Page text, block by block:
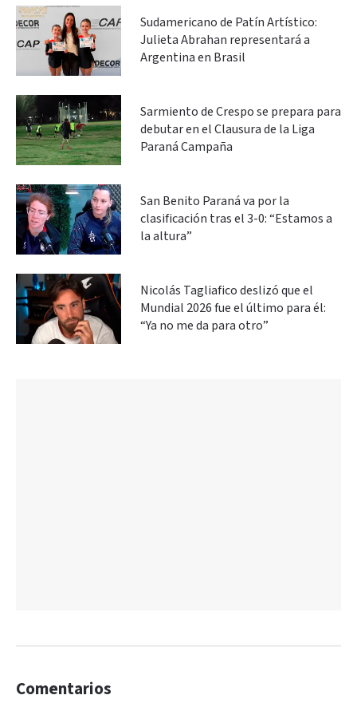
Sudamericano de Patín Artístico:
Julieta Abrahan representará a
Argentina en Brasil
Sarmiento de Crespo se prepara para
debutar en el Clausura de la Liga
Paraná Campaña
San Benito Paraná va por la
clasificación tras el 3-0: “Estamos a
la altura”
Nicolás Tagliafico deslizó que el
Mundial 2026 fue el último para él:
“Ya no me da para otro”
Comentarios